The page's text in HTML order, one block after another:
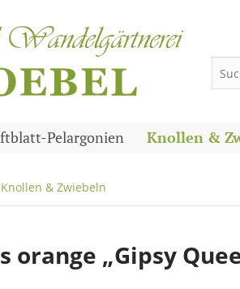
Pelargonien Knollen &
Knollen & Zwiebeln
orange „Gipsy